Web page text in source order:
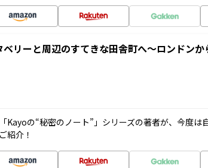
リーと周辺のすてきな田舎町へ～ロンドンか
Kayoの“秘密のノート”」シリーズの著者が、今度は
紹介！